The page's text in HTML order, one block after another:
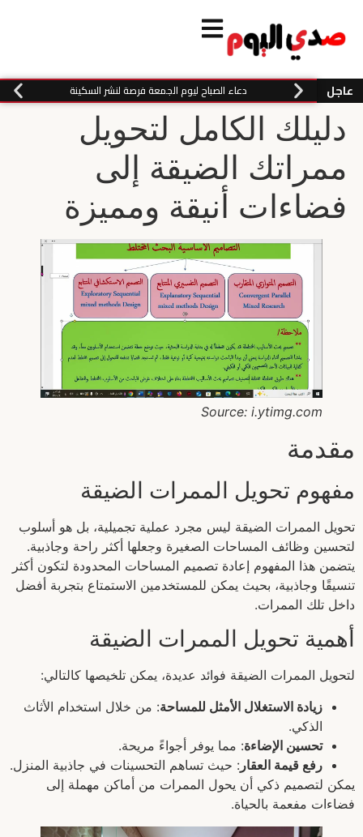
عاجل دعاء الصباح ليوم الجمعة فرصة لنشر السكينة
دليلك الكامل لتحويل
ممراتك الضيقة إلى
فضاءات أنيقة ومميزة
Source: i.ytimg.com
مقدمة
مفهوم تحويل الممرات الضيقة
تحويل الممرات الضيقة ليس مجرد عملية تجميلية، بل هو أسلوب
لتحسين وظائف المساحات الصغيرة وجعلها أكثر راحة وجاذبية.
يتضمن هذا المفهوم إعادة تصميم المساحات المحدودة لتكون أكثر
تنسيقًا وجاذبية، بحيث يمكن للمستخدمين الاستمتاع بتجربة أفضل
داخل تلك الممرات.
أهمية تحويل الممرات الضيقة
لتحويل الممرات الضيقة فوائد عديدة، يمكن تلخيصها كالتالي:
زيادة الاستغلال الأمثل للمساحة: من خلال استخدام الأثاث
الذكي.
تحسين الإضاءة: مما يوفر أجواءً مريحة.
رفع قيمة العقار : حيث تساهم التحسينات في جاذبية المنزل.
يمكن لتصميم ذكي أن يحول الممرات من أماكن مهملة إلى
فضاءات مفعمة بالحياة.